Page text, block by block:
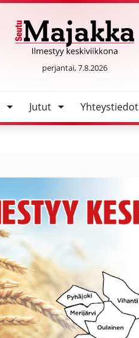
SeutuMajakka
perjantai, 7.8.2026
Jutut Yhteystiedot